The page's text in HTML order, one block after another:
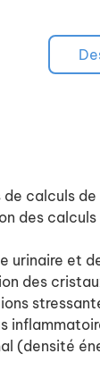
de calculs
des calculs
urinaire et
des
(densité